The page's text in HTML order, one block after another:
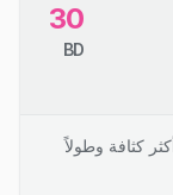
30
BD
كثافة وطولاً